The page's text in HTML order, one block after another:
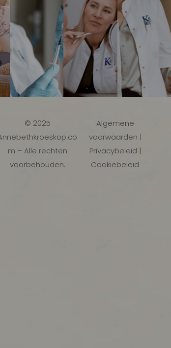
© 2025
m – Alle rechten
voorbehouden.
Algemene
voorwaarden |
Privacybeleid |
Cookiebeleid